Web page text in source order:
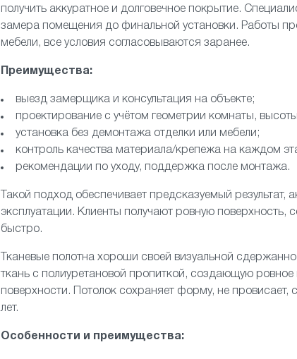
получить аккуратное и долговечное покрытие.
замера помещения до финальной установки. Работы
мебели, все условия согласовываются заранее.
Преимущества:
выезд замерщика и консультация на объекте;
проектирование с учётом геометрии комнаты,
установка без демонтажа отделки или мебели;
контроль качества материала/крепежа на каждом
рекомендации по уходу, поддержка после монтажа.
Такой подход обеспечивает предсказуемый результат,
эксплуатации. Клиенты получают ровную поверхность,
быстро.
Тканевые полотна хороши своей визуальной
ткань с полиуретановой пропиткой, создающую
поверхности. Потолок сохраняет форму, не провисает,
лет.
Особенности и преимущества: